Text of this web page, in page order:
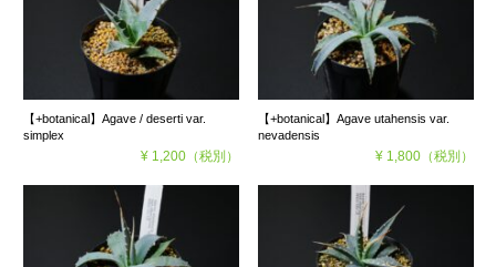
【+botanical】Agave / deserti var.
simplex
¥ 1,200（税別）
【+botanical】Agave utahensis var.
nevadensis
¥ 1,800（税別）